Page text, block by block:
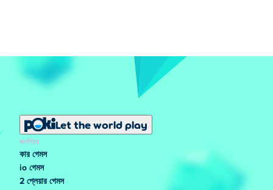
Let the world play
জনপ্রিয়
কার গেমস
io গেমস
2 প্লেয়ার গেমস